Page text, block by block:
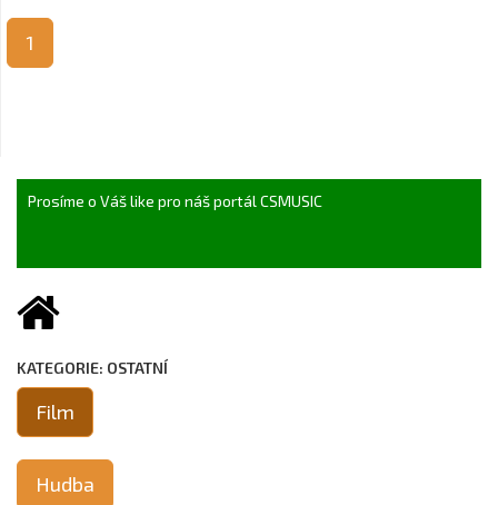
1
Prosíme o Váš like pro náš portál CSMUSIC
KATEGORIE: OSTATNÍ
Film
Hudba